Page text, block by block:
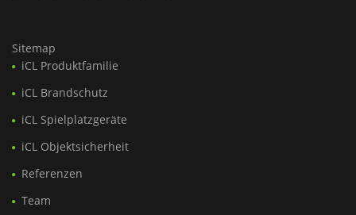
Sitemap
iCL Produktfamilie
iCL Brandschutz
iCL Spielplatzgeräte
iCL Objektsicherheit
Referenzen
Team